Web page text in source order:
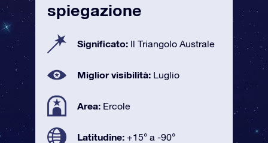
spiegazione
Significato: Il Triangolo Australe
Miglior visibilità: Luglio
Area: Ercole
Latitudine: +15° a -90°